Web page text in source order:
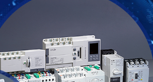
营销网络
电商平台
展会资讯
电气百科
企业简介
董事长致词
企业风采